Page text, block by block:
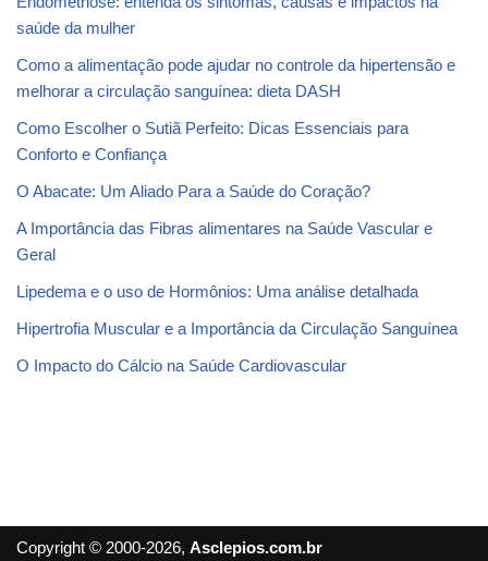
saúde da mulher
Como a alimentação pode ajudar no controle da hipertensão e
melhorar a circulação sanguínea: dieta DASH
Como Escolher o Sutiã Perfeito: Dicas Essenciais para
Conforto e Confiança
O Abacate: Um Aliado Para a Saúde do Coração?
A Importância das Fibras alimentares na Saúde Vascular e
Geral
Lipedema e o uso de Hormônios: Uma análise detalhada
Hipertrofia Muscular e a Importância da Circulação Sanguínea
O Impacto do Cálcio na Saúde Cardiovascular
Copyright © 2000-2026, Asclepios.com.br